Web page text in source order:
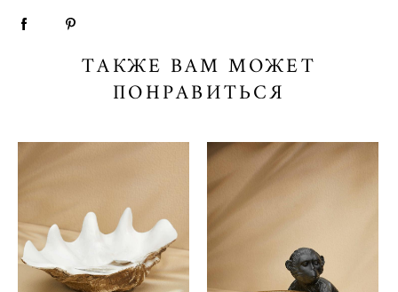
ТАКЖЕ ВАМ МОЖЕТ
ПОНРАВИТЬСЯ